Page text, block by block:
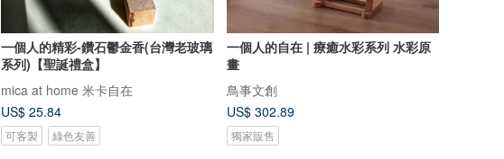
一個人的精彩-鑽石鬱金香(台灣老玻璃
系列)【聖誕禮盒】
mica at home 米卡自在
US$ 25.84
可客製 綠色友善
一個人的自在 | 療癒水彩系列 水彩原
畫
鳥事文創
US$ 302.89
獨家販售